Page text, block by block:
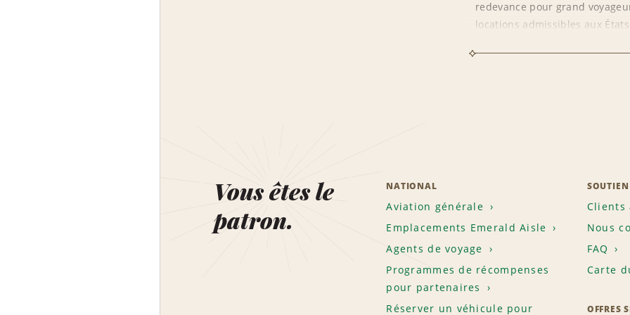
redevance pour grand
locations admissibles aux
partielle des frais dont
correspondre au nom du
des milles. Un seul membre
des milles de récompense.
Offre valide pour les
États-Unis et au Canada.
Vous êtes le
patron.
NATIONAL
Aviation générale
Emplacements Emerald Aisle
Agents de voyage
Programmes de récompenses
pour partenaires
Réserver un véhicule pour
SOUTIEN
Clients
Nous
FAQ
Carte
OFFRES